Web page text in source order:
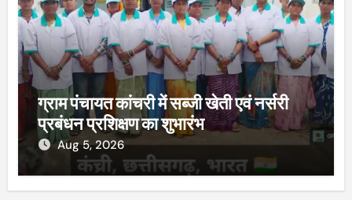
ग्राम पंचायत कांचरी में सब्जी खेती एवं नर्सरी
प्रबंधन प्रशिक्षण का शुभारंभ
Aug 5, 2026